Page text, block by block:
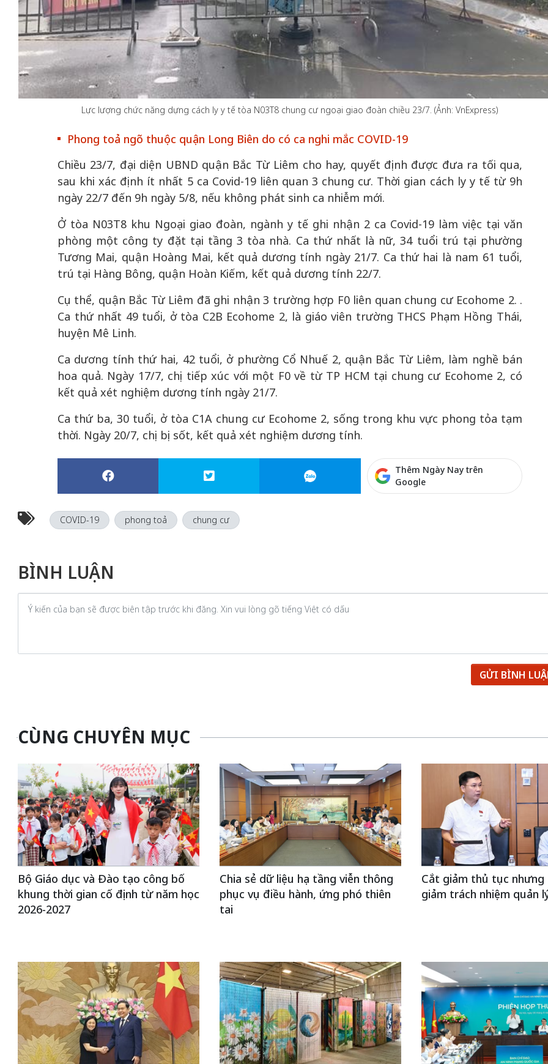
Lực lượng chức năng dựng cách ly y tế tòa N03T8 chung cư ngoại giao đoàn chiều 23/7. (Ảnh: VnExpress)
Phong toả ngõ thuộc quận Long Biên do có ca nghi mắc COVID-19
Chiều 23/7, đại diện UBND quận Bắc Từ Liêm cho hay, quyết định được đưa ra tối qua,
sau khi xác định ít nhất 5 ca Covid-19 liên quan 3 chung cư. Thời gian cách ly y tế từ 9h
ngày 22/7 đến 9h ngày 5/8, nếu không phát sinh ca nhiễm mới.
Ở tòa N03T8 khu Ngoại giao đoàn, ngành y tế ghi nhận 2 ca Covid-19 làm việc tại văn
phòng một công ty đặt tại tầng 3 tòa nhà. Ca thứ nhất là nữ, 34 tuổi trú tại phường
Tương Mai, quận Hoàng Mai, kết quả dương tính ngày 21/7. Ca thứ hai là nam 61 tuổi,
trú tại Hàng Bông, quận Hoàn Kiếm, kết quả dương tính 22/7.
Cụ thể, quận Bắc Từ Liêm đã ghi nhận 3 trường hợp F0 liên quan chung cư Ecohome 2. .
Ca thứ nhất 49 tuổi, ở tòa C2B Ecohome 2, là giáo viên trường THCS Phạm Hồng Thái,
huyện Mê Linh.
Ca dương tính thứ hai, 42 tuổi, ở phường Cổ Nhuế 2, quận Bắc Từ Liêm, làm nghề bán
hoa quả. Ngày 17/7, chị tiếp xúc với một F0 về từ TP HCM tại chung cư Ecohome 2, có
kết quả xét nghiệm dương tính ngày 21/7.
Ca thứ ba, 30 tuổi, ở tòa C1A chung cư Ecohome 2, sống trong khu vực phong tỏa tạm
thời. Ngày 20/7, chị bị sốt, kết quả xét nghiệm dương tính.
Thêm Ngày Nay trên
Google
COVID-19 phong toả chung cư
BÌNH LUẬN
GỬI BÌNH
Hà Nội vững bước vào
không gian phát triển
mới - Kỳ 5: Thủ đô qua
lăng kính số hóa
50 năm Việt Nam gia
nhập UNESCO: Khơi
nguồn nội lực văn hóa,
định hình vị thế kiến
tạo | Kỳ 4: Sáng kiến
làm nên diện mạo mới
50 năm Việt Nam gia
nhập UNESCO: Khơi
nguồn nội lực văn hóa,
định hình vị thế kiến
quốc tế bằng bản lĩnh
Việt Nam
50 năm Việt
nhập
nguồn nội lực
định hình vị
quyết định
CÙNG CHUYÊN MỤC
Bộ Giáo dục và Đào tạo công bố
khung thời gian cố định từ năm học
2026-2027
Chia sẻ dữ liệu hạ tầng viễn thông
phục vụ điều hành, ứng phó thiên
tai
Cắt giảm thủ tục nhưng
giảm trách nhiệm quản